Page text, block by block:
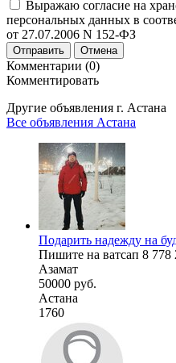
Выражаю согласие на
персональных данных в
от 27.07.2006 N 152-ФЗ
Отправить Отмена
Комментарии (0)
Комментировать
Другие объявления г. Астана
Все объявления Астана
Подарить надежду на
Пишите на ватсап 8 778
Азамат
50000 руб.
Астана
1760